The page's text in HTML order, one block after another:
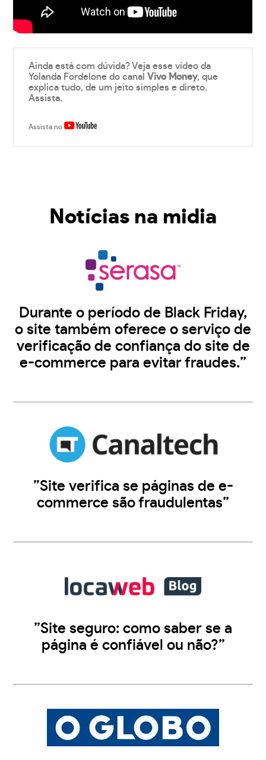
Ainda está com dúvida? Veja esse vídeo da
Yolanda Fordelone do canalVivo Money, que
explica tudo, de um jeito simples e direto.
Assista.
Assista no
Notícias na midia
Durante o período de Black Friday,
o site também oferece o serviço de
verificação de confiança do site de
e-commerce para evitar fraudes.”
”Site verifica se páginas de e-
commerce são fraudulentas”
”Site seguro: como saber se a
página é confiável ou não?”